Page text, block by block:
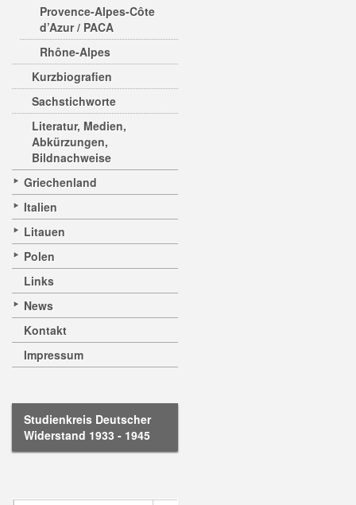
Provence-Alpes-Côte
d’Azur / PACA
Rhône-Alpes
Kurzbiografien
Sachstichworte
Literatur, Medien,
Abkürzungen,
Bildnachweise
Griechenland
Italien
Litauen
Polen
Links
News
Kontakt
Impressum
Studienkreis Deutscher
Widerstand 1933 - 1945